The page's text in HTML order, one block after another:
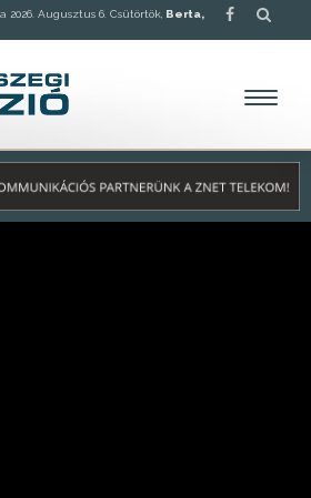
2026. Augusztus 6. Csütörtök, Berta,